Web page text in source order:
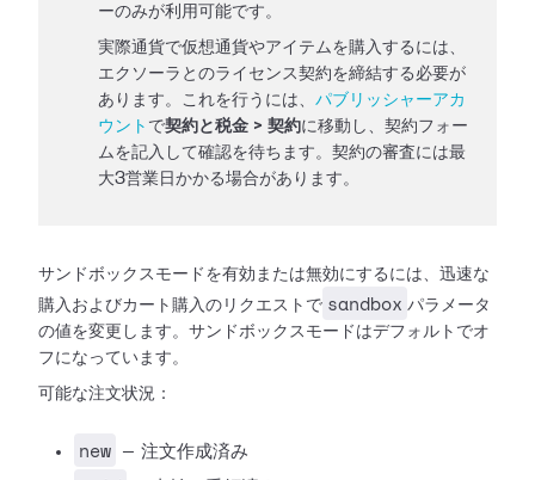
ーのみが利用可能です。
実際通貨で仮想通貨やアイテムを購入するには、
エクソーラとのライセンス契約を締結する必要が
あります。これを行うには、 パブリッシャーアカ
ウント で契約と税金 > 契約に移動し、契約フォー
ムを記入して確認を待ちます。契約の審査には最
大3営業日かかる場合があります。
サンドボックスモードを有効または無効にするには、迅速な
購入およびカート購入のリクエストで sandbox パラメータ
の値を変更します。サンドボックスモードはデフォルトでオ
フになっています。
可能な注文状況：
new — 注文作成済み